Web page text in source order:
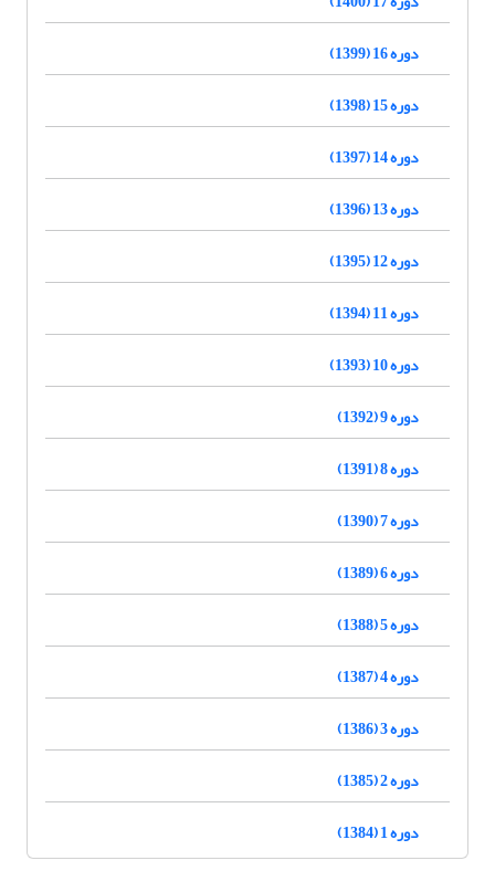
دوره 16 (1399)
دوره 15 (1398)
دوره 14 (1397)
دوره 13 (1396)
دوره 12 (1395)
دوره 11 (1394)
دوره 10 (1393)
دوره 9 (1392)
دوره 8 (1391)
دوره 7 (1390)
دوره 6 (1389)
دوره 5 (1388)
دوره 4 (1387)
دوره 3 (1386)
دوره 2 (1385)
دوره 1 (1384)